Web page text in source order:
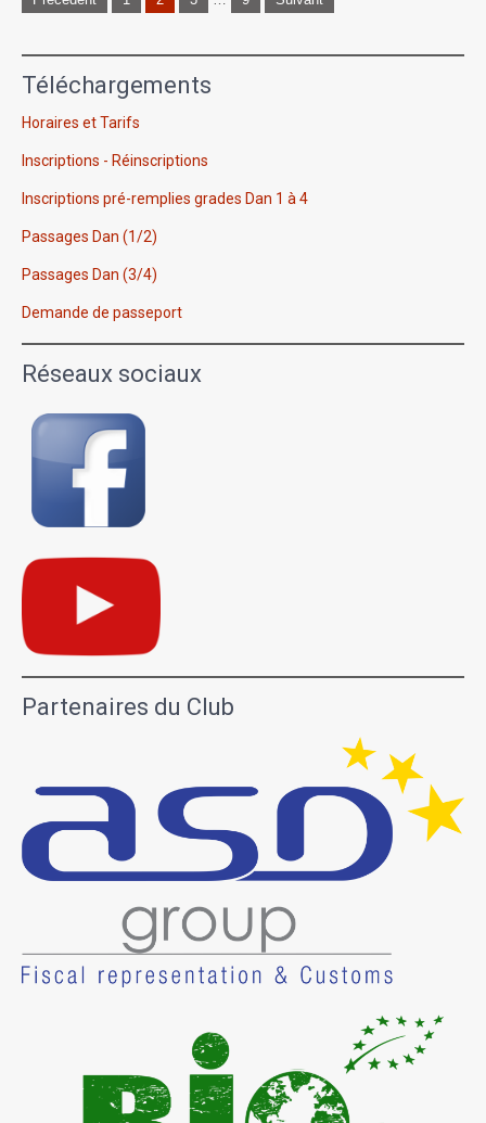
des
publications
Téléchargements
Horaires et Tarifs
Inscriptions - Réinscriptions
Inscriptions pré-remplies grades Dan 1 à 4
Passages Dan (1/2)
Passages Dan (3/4)
Demande de passeport
Réseaux sociaux
Partenaires du Club